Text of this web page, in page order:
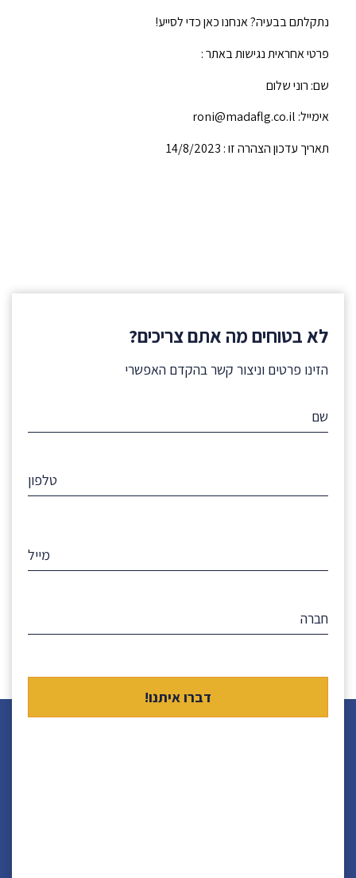
נתקלתם בבעיה? אנחנו כאן כדי לסייע!
פרטי אחראית נגישות באתר :
שם: רוני שלום
אימייל: roni@madaflg.co.il
תאריך עדכון הצהרה זו : 14/8/2023
לא בטוחים מה אתם צריכים?
הזינו פרטים וניצור קשר בהקדם האפשרי